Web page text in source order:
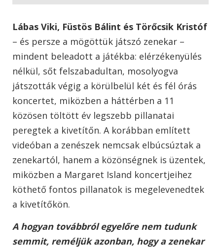
Lábas Viki, Füstös Bálint és Törőcsik Kristóf
– és persze a mögöttük játszó zenekar –
mindent beleadott a játékba: elérzékenyülés
nélkül, sőt felszabadultan, mosolyogva
játszották végig a körülbelül két és fél órás
koncertet, miközben a háttérben a 11
közösen töltött év legszebb pillanatai
peregtek a kivetítőn. A korábban említett
videóban a zenészek nemcsak elbúcsúztak a
zenekartól, hanem a közönségnek is üzentek,
miközben a Margaret Island koncertjeihez
köthető fontos pillanatok is megelevenedtek
a kivetítőkön.
A hogyan továbbról egyelőre nem tudunk
semmit, reméljük azonban, hogy a zenekar